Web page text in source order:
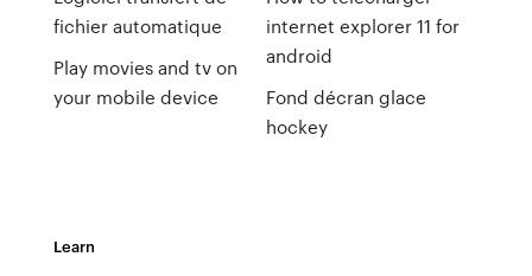
fichier automatique
Play movies and tv on
your mobile device
internet explorer 11 for
android
Fond décran glace
hockey
Learn